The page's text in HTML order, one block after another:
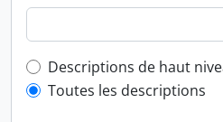
Top-level description
Descriptions de haut
Toutes les descriptions